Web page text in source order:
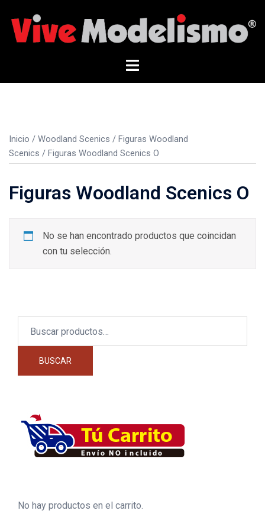
contenido
Alternar
Inicio / Woodland Scenics / Figuras Woodland
Scenics / Figuras Woodland Scenics O
Figuras Woodland Scenics O
No se han encontrado productos que coincidan
con tu selección.
por:
BUSCAR
No hay productos en el carrito.